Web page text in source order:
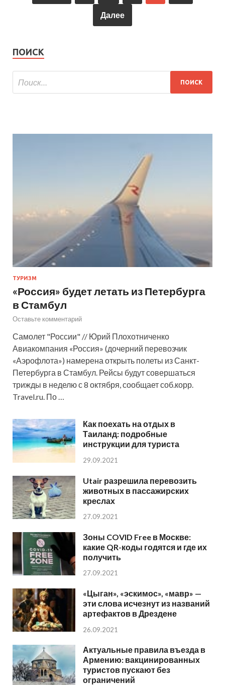
Далее
ПОИСК
ТУРИЗМ
«Россия» будет летать из Петербурга
в Стамбул
Оставьте комментарий
Самолет "России" // Юрий Плохотниченко
Авиакомпания «Россия» (дочерний перевозчик
«Аэрофлота») намерена открыть полеты из Санкт-
Петербурга в Стамбул. Рейсы будут совершаться
трижды в неделю с 8 октября, сообщает соб.корр.
Travel.ru. По …
Как поехать на отдых в
Таиланд: подробные
инструкции для туриста
29.09.2021
Utair разрешила перевозить
животных в пассажирских
креслах
27.09.2021
Зоны COVID Free в Москве:
какие QR-коды годятся и где их
получить
27.09.2021
«Цыган», «эскимос», «мавр» —
эти слова исчезнут из названий
артефактов в Дрездене
26.09.2021
Актуальные правила въезда в
Армению: вакцинированных
туристов пускают без
ограничений